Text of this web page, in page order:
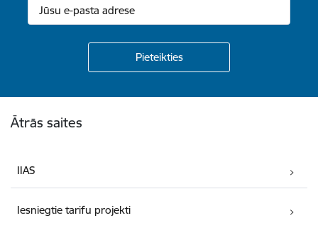
Ātrās saites
IIAS
Iesniegtie tarifu projekti